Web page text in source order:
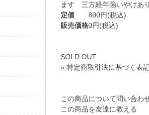
ます 三方経年強いやけあ
定価
800円(税込)
販売価格0円(税込)
SOLD OUT
» 特定商取引法に基づく表
この商品について問い合わ
この商品を友達に教える